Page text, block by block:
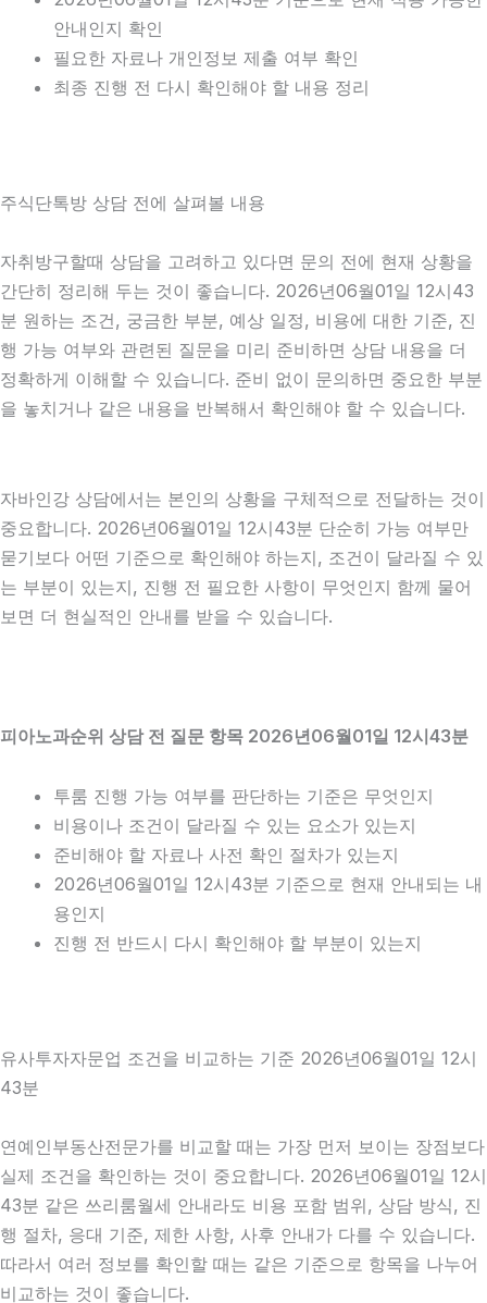
안내인지 확인
필요한 자료나 개인정보 제출 여부 확인
최종 진행 전 다시 확인해야 할 내용 정리
주식단톡방 상담 전에 살펴볼 내용
자취방구할때 상담을 고려하고 있다면 문의 전에 현재 상황을
간단히 정리해 두는 것이 좋습니다. 2026년06월01일 12시43
분 원하는 조건, 궁금한 부분, 예상 일정, 비용에 대한 기준, 진
행 가능 여부와 관련된 질문을 미리 준비하면 상담 내용을 더
정확하게 이해할 수 있습니다. 준비 없이 문의하면 중요한 부분
을 놓치거나 같은 내용을 반복해서 확인해야 할 수 있습니다.
자바인강 상담에서는 본인의 상황을 구체적으로 전달하는 것이
중요합니다. 2026년06월01일 12시43분 단순히 가능 여부만
묻기보다 어떤 기준으로 확인해야 하는지, 조건이 달라질 수 있
는 부분이 있는지, 진행 전 필요한 사항이 무엇인지 함께 물어
보면 더 현실적인 안내를 받을 수 있습니다.
피아노과순위 상담 전 질문 항목 2026년06월01일 12시43분
투룸 진행 가능 여부를 판단하는 기준은 무엇인지
비용이나 조건이 달라질 수 있는 요소가 있는지
준비해야 할 자료나 사전 확인 절차가 있는지
2026년06월01일 12시43분 기준으로 현재 안내되는 내
용인지
진행 전 반드시 다시 확인해야 할 부분이 있는지
유사투자자문업 조건을 비교하는 기준 2026년06월01일 12시
43분
연예인부동산전문가를 비교할 때는 가장 먼저 보이는 장점보다
실제 조건을 확인하는 것이 중요합니다. 2026년06월01일 12시
43분 같은 쓰리룸월세 안내라도 비용 포함 범위, 상담 방식, 진
행 절차, 응대 기준, 제한 사항, 사후 안내가 다를 수 있습니다.
따라서 여러 정보를 확인할 때는 같은 기준으로 항목을 나누어
비교하는 것이 좋습니다.